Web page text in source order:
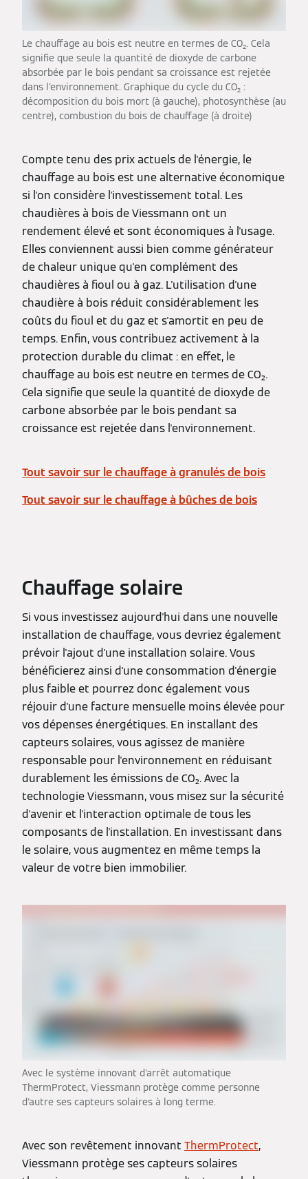
Le chauffage au bois est neutre en termes de CO₂. Cela
signifie que seule la quantité de dioxyde de carbone
absorbée par le bois pendant sa croissance est rejetée
dans l'environnement. Graphique du cycle du CO₂ :
décomposition du bois mort (à gauche), photosynthèse (au
centre), combustion du bois de chauffage (à droite)
Compte tenu des prix actuels de l'énergie, le
chauffage au bois est une alternative économique
si l'on considère l'investissement total. Les
chaudières à bois de Viessmann ont un
rendement élevé et sont économiques à l'usage.
Elles conviennent aussi bien comme générateur
de chaleur unique qu'en complément des
chaudières à fioul ou à gaz. L'utilisation d'une
chaudière à bois réduit considérablement les
coûts du fioul et du gaz et s'amortit en peu de
temps. Enfin, vous contribuez activement à la
protection durable du climat : en effet, le
chauffage au bois est neutre en termes de CO₂.
Cela signifie que seule la quantité de dioxyde de
carbone absorbée par le bois pendant sa
croissance est rejetée dans l'environnement.
Tout savoir sur le chauffage à granulés de bois
Tout savoir sur le chauffage à bûches de bois
Chauffage solaire
Si vous investissez aujourd'hui dans une nouvelle
installation de chauffage, vous devriez également
prévoir l'ajout d'une installation solaire. Vous
bénéficierez ainsi d'une consommation d'énergie
plus faible et pourrez donc également vous
réjouir d'une facture mensuelle moins élevée pour
vos dépenses énergétiques. En installant des
capteurs solaires, vous agissez de manière
responsable pour l'environnement en réduisant
durablement les émissions de CO₂. Avec la
technologie Viessmann, vous misez sur la sécurité
d'avenir et l'interaction optimale de tous les
composants de l'installation. En investissant dans
le solaire, vous augmentez en même temps la
valeur de votre bien immobilier.
Avec le système innovant d'arrêt automatique
ThermProtect, Viessmann protège comme personne
d'autre ses capteurs solaires à long terme.
Avec son revêtement innovant ThermProtect,
Viessmann protège ses capteurs solaires